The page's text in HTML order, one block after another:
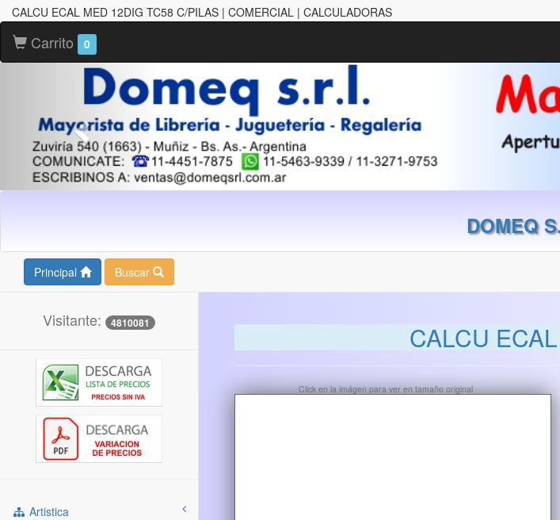
CALCU ECAL MED 12DIG TC58 C/PILAS | COMERCIAL | CALCULADORAS
Carrito 0
DOMEQ
Principal Buscar
Visitante: 4810081
Artistica
CALCU
Click en la imágen para ver en tamaño original